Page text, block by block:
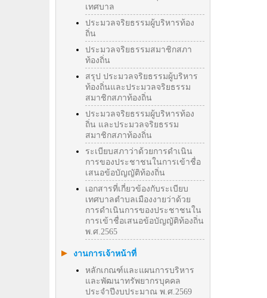
เทศบาล
ประมวลจริยธรรมผู้บริหารท้อง
ถิ่น
ประมวลจริยธรรมสมาชิกสภา
ท้องถิ่น
สรุป ประมวลจริยธรรมผู้บริหาร
ท้องถิ่นและประมวลจริยธรรม
สมาชิกสภาท้องถิ่น
ประมวลจริยธรรมผู้บริหารท้อง
ถิ่น และประมวลจริยธรรม
สมาชิกสภาท้องถิ่น
ระเบียบสภาว่าด้วยการดำเนิน
การของประชาชนในการเข้าชื่อ
เสนอข้อบัญญัติท้องถิ่น
เอกสารที่เกี่ยวข้องกับระเบียบ
เทศบาลตำบลเมืองงายว่าด้วย
การดำเนินการของประชาชนใน
การเข้าชื่อเสนอข้อบัญญัติท้องถิ่น
พ.ศ.2565
งานการเจ้าหน้าที่
หลักเกณฑ์และแผนการบริหาร
และพัฒนาทรัพยากรบุคคล
ประจำปีงบประมาณ พ.ศ.2569